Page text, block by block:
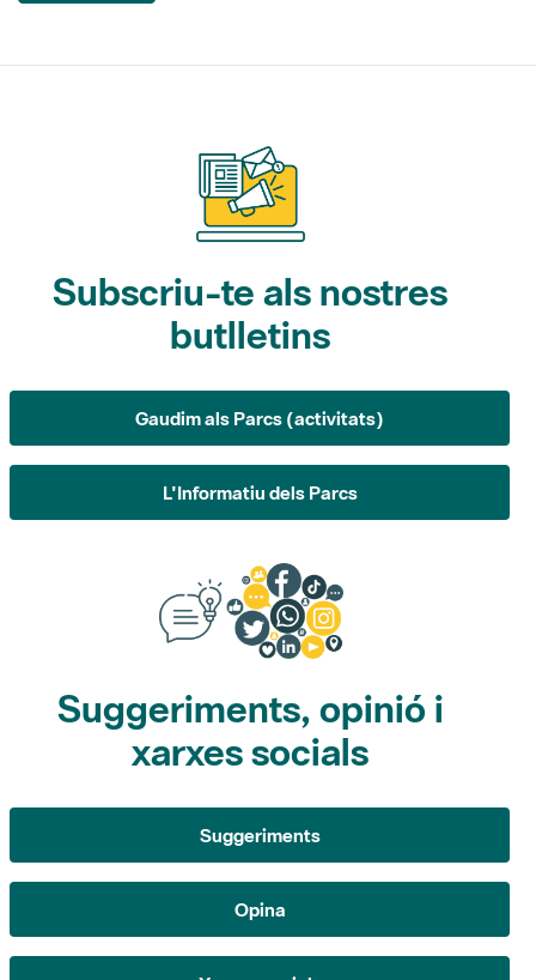
Subscriu-te als nostres
butlletins
Gaudim als Parcs (activitats)
L'Informatiu dels Parcs
Suggeriments, opinió i
xarxes socials
Suggeriments
Opina
Xarxes socials